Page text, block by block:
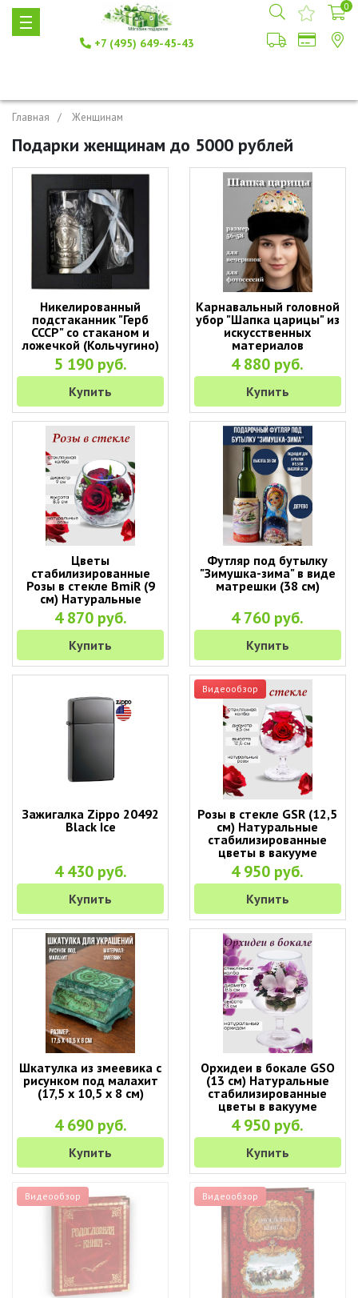
+7 (495) 649-45-43
0
Главная Женщинам
Подарки женщинам до 5000 рублей
Никелированный
подстаканник "Герб
СССР" со стаканом и
ложечкой (Кольчугино)
5 190 руб.
Купить
Карнавальный головной
убор "Шапка царицы" из
искусственных
материалов
4 880 руб.
Купить
Цветы
стабилизированные
Розы в стекле BmiR (9
см) Натуральные
стабилизированные
цветы в вакууме
4 870 руб.
Купить
Футляр под бутылку
"Зимушка-зима" в виде
матрешки (38 см)
4 760 руб.
Купить
Зажигалка Zippo 20492
Black Ice
4 430 руб.
Купить
Видеообзор
Розы в стекле GSR (12,5
см) Натуральные
стабилизированные
цветы в вакууме
4 950 руб.
Купить
Шкатулка из змеевика с
рисунком под малахит
(17,5 х 10,5 х 8 см)
4 690 руб.
Купить
Орхидеи в бокале GSO
(13 см) Натуральные
стабилизированные
цветы в вакууме
4 950 руб.
Купить
Видеообзор Видеообзор